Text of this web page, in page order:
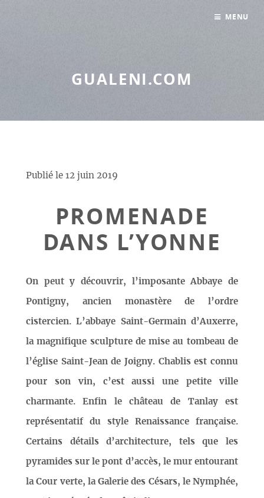
GUALENI.COM
Publié le 12 juin 2019
PROMENADE
DANS L’YONNE
On peut y découvrir, l’imposante Abbaye de
Pontigny, ancien monastère de l’ordre
cistercien. L’abbaye Saint-Germain d’Auxerre,
la magnifique sculpture de mise au tombeau de
l’église Saint-Jean de Joigny. Chablis est connu
pour son vin, c’est aussi une petite ville
charmante. Enfin le château de Tanlay est
représentatif du style Renaissance française.
Certains détails d’architecture, tels que les
pyramides sur le pont d’accès, le mur entourant
la Cour verte, la Galerie des Césars, le Nymphée,
MENU